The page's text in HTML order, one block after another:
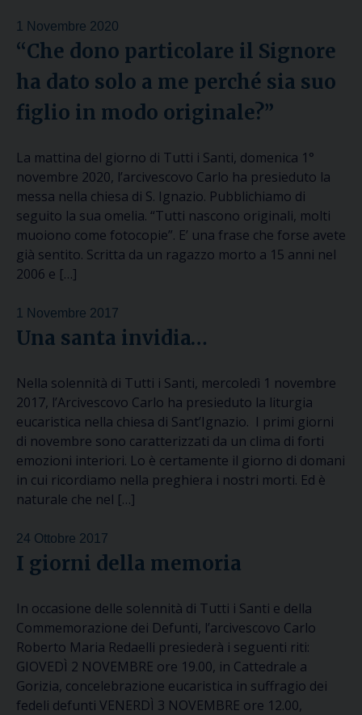
1 Novembre 2020
“Che dono particolare il Signore
ha dato solo a me perché sia suo
figlio in modo originale?”
La mattina del giorno di Tutti i Santi, domenica 1°
novembre 2020, l’arcivescovo Carlo ha presieduto la
messa nella chiesa di S. Ignazio. Pubblichiamo di
seguito la sua omelia. “Tutti nascono originali, molti
muoiono come fotocopie”. E’ una frase che forse avete
già sentito. Scritta da un ragazzo morto a 15 anni nel
2006 e […]
1 Novembre 2017
Una santa invidia…
Nella solennità di Tutti i Santi, mercoledì 1 novembre
2017, l’Arcivescovo Carlo ha presieduto la liturgia
eucaristica nella chiesa di Sant’Ignazio. I primi giorni
di novembre sono caratterizzati da un clima di forti
emozioni interiori. Lo è certamente il giorno di domani
in cui ricordiamo nella preghiera i nostri morti. Ed è
naturale che nel […]
24 Ottobre 2017
I giorni della memoria
In occasione delle solennità di Tutti i Santi e della
Commemorazione dei Defunti, l’arcivescovo Carlo
Roberto Maria Redaelli presiederà i seguenti riti:
GIOVEDÌ 2 NOVEMBRE ore 19.00, in Cattedrale a
Gorizia, concelebrazione eucaristica in suffragio dei
fedeli defunti VENERDÌ 3 NOVEMBRE ore 12.00,